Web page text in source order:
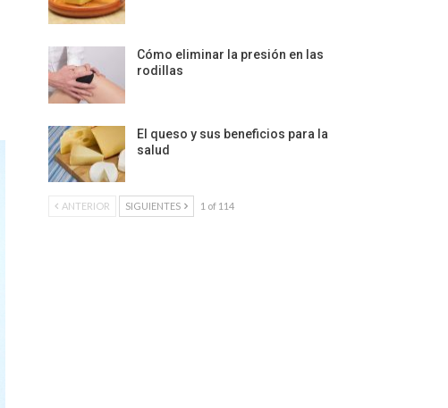
Cómo eliminar la presión en las
rodillas
El queso y sus beneficios para la
salud
ANTERIOR SIGUIENTES 1 of 114